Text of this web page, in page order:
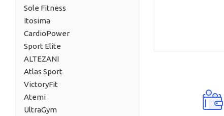
Sole Fitness
Itosima
CardioPower
Sport Elite
ALTEZANI
Atlas Sport
VictoryFit
Atemi
UltraGym